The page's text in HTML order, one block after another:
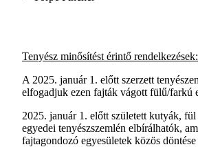
Tenyész minősítést érintő rendelkezések:
A 2025. január 1. előtt szerzett
elfogadjuk ezen fajták vágott fülű/farkú
2025. január 1. előtt született kutyák,
egyedei tenyészszemlén elbírálhatók,
fajtagondozó egyesületek közös